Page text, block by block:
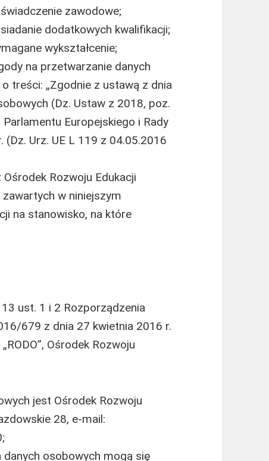
zawodowe;
dodatkowych kwalifikacji;
wykształcenie;
na przetwarzanie danych
treści: „Zgodnie z ustawą z dnia
(Dz. Ustaw z 2018, poz.
Europejskiego i Rady
Urz. UE L 119 z 04.05.2016
Rozwoju Edukacji
w niniejszym
na stanowisko, na które
ust. 1 i 2 Rozporządzenia
679 z dnia 27 kwietnia 2016 r.
Ośrodek Rozwoju
jest Ośrodek Rozwoju
28, e-mail:
osobowych mogą się